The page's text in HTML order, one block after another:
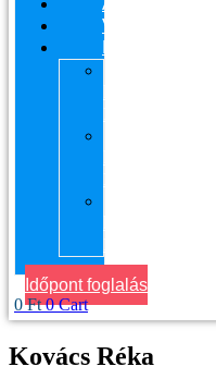
Visszajelzések
Helyszín
Időpont foglalás
0Ft 0 Cart
Kovács Réka